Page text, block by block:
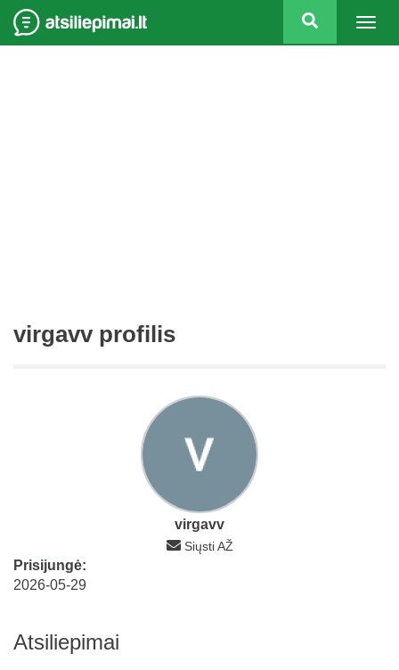
virgavv profilis
virgavv
Siųsti AŽ
Prisijungė:
2026-05-29
Atsiliepimai